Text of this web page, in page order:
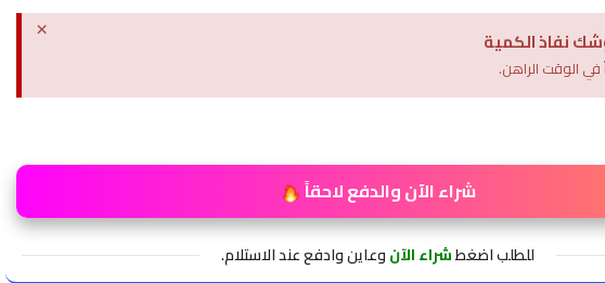
نفاذ الكمية
الوقت الراهن.
×
شراء الآن والدفع لاحقاً
للطلب اضغطشراء الآنوعاين وادفع عند الاستلام.